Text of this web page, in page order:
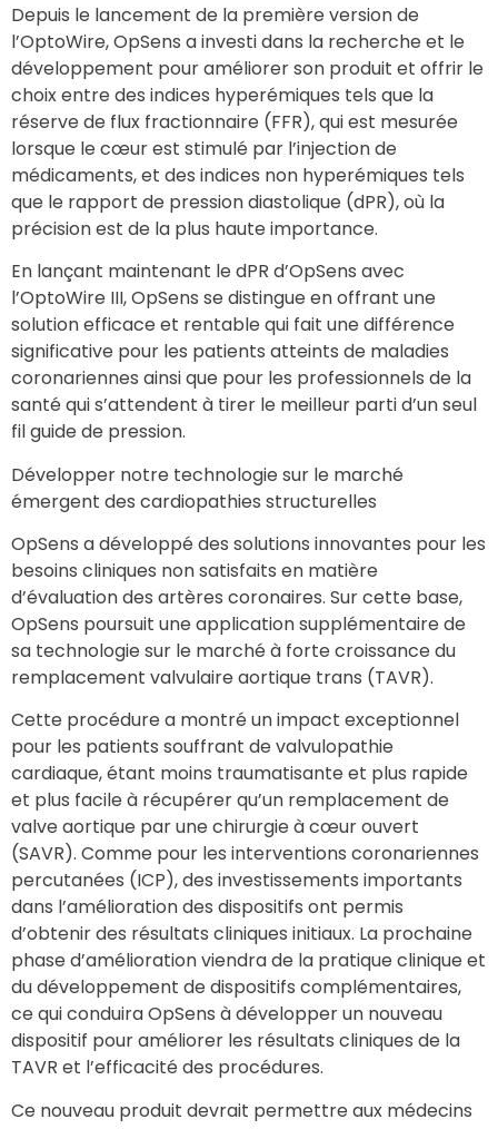
Depuis le lancement de la première version de
l’OptoWire, OpSens a investi dans la recherche et le
développement pour améliorer son produit et offrir le
choix entre des indices hyperémiques tels que la
réserve de flux fractionnaire (FFR), qui est mesurée
lorsque le cœur est stimulé par l’injection de
médicaments, et des indices non hyperémiques tels
que le rapport de pression diastolique (dPR), où la
précision est de la plus haute importance.
En lançant maintenant le dPR d’OpSens avec
l’OptoWire III, OpSens se distingue en offrant une
solution efficace et rentable qui fait une différence
significative pour les patients atteints de maladies
coronariennes ainsi que pour les professionnels de la
santé qui s’attendent à tirer le meilleur parti d’un seul
fil guide de pression.
Développer notre technologie sur le marché
émergent des cardiopathies structurelles
OpSens a développé des solutions innovantes pour les
besoins cliniques non satisfaits en matière
d’évaluation des artères coronaires. Sur cette base,
OpSens poursuit une application supplémentaire de
sa technologie sur le marché à forte croissance du
remplacement valvulaire aortique trans (TAVR).
Cette procédure a montré un impact exceptionnel
pour les patients souffrant de valvulopathie
cardiaque, étant moins traumatisante et plus rapide
et plus facile à récupérer qu’un remplacement de
valve aortique par une chirurgie à cœur ouvert
(SAVR). Comme pour les interventions coronariennes
percutanées (ICP), des investissements importants
dans l’amélioration des dispositifs ont permis
d’obtenir des résultats cliniques initiaux. La prochaine
phase d’amélioration viendra de la pratique clinique et
du développement de dispositifs complémentaires,
ce qui conduira OpSens à développer un nouveau
dispositif pour améliorer les résultats cliniques de la
TAVR et l’efficacité des procédures.
Ce nouveau produit devrait permettre aux médecins